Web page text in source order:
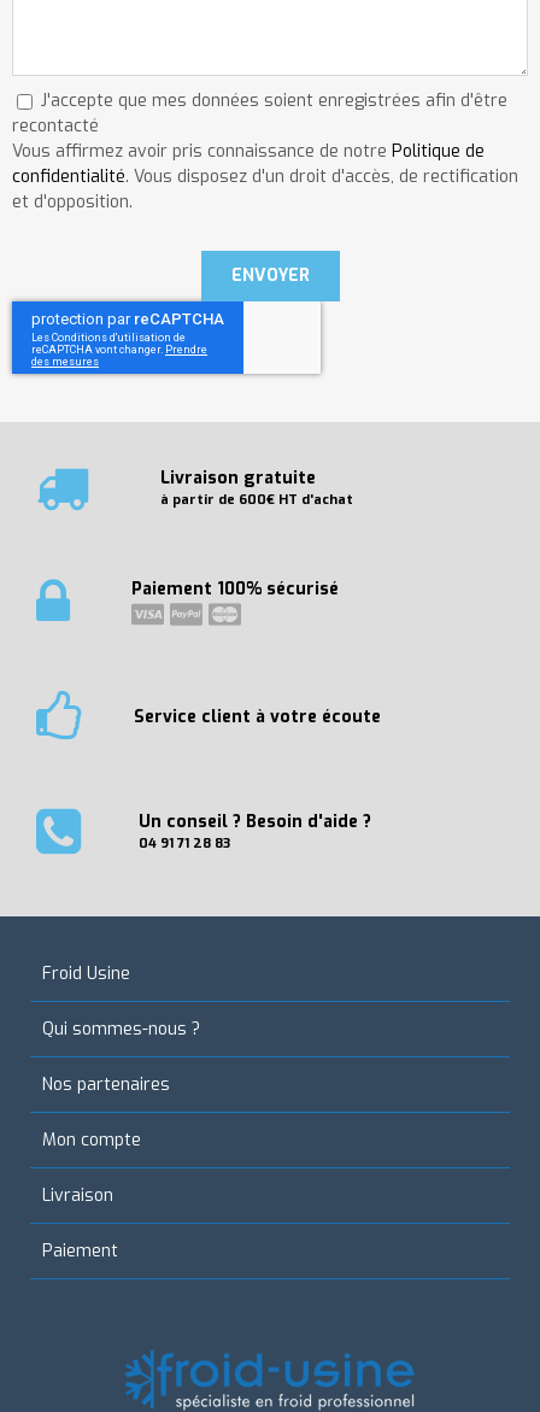
J'accepte que mes données soient enregistrées afin d'être
recontacté
Vous affirmez avoir pris connaissance de notre Politique de
confidentialité. Vous disposez d'un droit d'accès, de rectification
et d'opposition.
Livraison gratuite
à partir de 600€ HT d'achat
Paiement 100% sécurisé
Service client à votre écoute
Un conseil ? Besoin d'aide ?
04 91 71 28 83
Froid Usine
Qui sommes-nous ?
Nos partenaires
Mon compte
Livraison
Paiement